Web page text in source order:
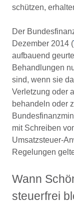
schützen,
Der
Dezember 2014 (
aufbauend
Behandlungen
sind, wenn sie
Verletzung oder
behandeln oder
mit Schreiben
Umsatzsteuer-
Regelungen
Wann
steuerfrei